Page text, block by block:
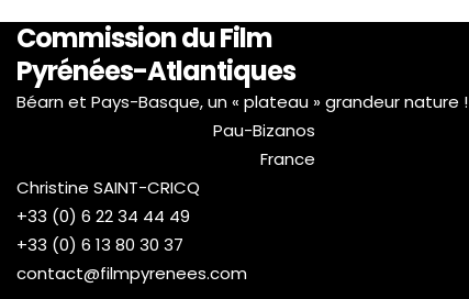
Commission du Film
Pyrénées-Atlantiques
Béarn et Pays-Basque, un « plateau » grandeur nature !
Pau-Bizanos
France
Christine SAINT-CRICQ
+33 (0) 6 22 34 44 49
+33 (0) 6 13 80 30 37
contact@filmpyrenees.com